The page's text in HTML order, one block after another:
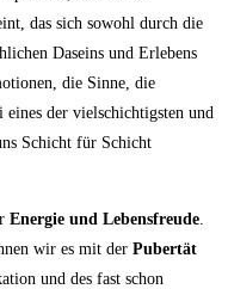
das sich sowohl durch die
Daseins und Erlebens
die Sinne, die
der vielschichtigsten und
Schicht für Schicht
Energie und Lebensfreude
wir es mit der Pubertät
und des fast schon